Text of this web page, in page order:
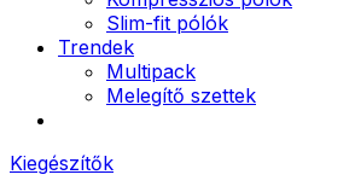
Slim-fit pólók
Trendek
Multipack
Melegítő szettek
Kiegészítők